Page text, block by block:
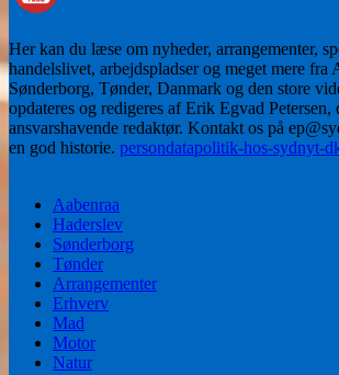
Her kan du læse om nyheder, arrangementer,
handelslivet, arbejdspladser og meget mere fra
Sønderborg, Tønder, Danmark og den store
opdateres og redigeres af Erik Egvad Petersen,
ansvarshavende redaktør. Kontakt os på
en god historie. persondatapolitik-hos-sydnyt-
Aabenraa
Haderslev
Sønderborg
Tønder
Arrangementer
Erhverv
Mad
Motor
Natur